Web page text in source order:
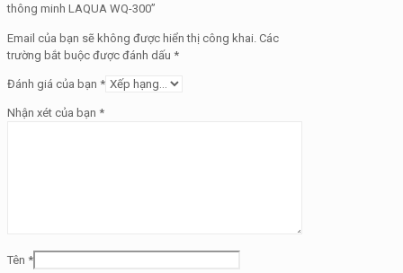
thông minh LAQUA WQ-300”
Email của bạn sẽ không được hiển thị công khai. Các
trường bắt buộc được đánh dấu *
Đánh giá của bạn *
Nhận xét của bạn *
Tên *